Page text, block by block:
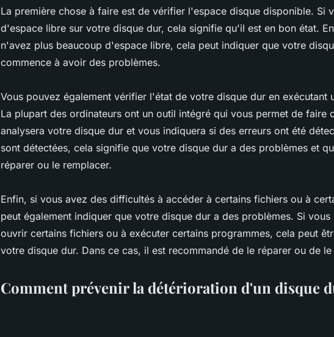
La première chose à faire est de vérifier l'espace disque disponible. Si
d'espace libre sur votre disque dur, cela signifie qu'il est en bon état.
n'avez plus beaucoup d'espace libre, cela peut indiquer que votre
commence à avoir des problèmes.
Vous pouvez également vérifier l'état de votre disque dur en exécutant
La plupart des ordinateurs ont un outil intégré qui vous permet de faire
analysera votre disque dur et vous indiquera si des erreurs ont été
sont détectées, cela signifie que votre disque dur a des problèmes et
réparer ou le remplacer.
Enfin, si vous avez des difficultés à accéder à certains fichiers ou à
peut également indiquer que votre disque dur a des problèmes. Si vous
ouvrir certains fichiers ou à exécuter certains programmes, cela peut
votre disque dur. Dans ce cas, il est recommandé de le réparer ou de le
Comment prévenir la détérioration d'un disque